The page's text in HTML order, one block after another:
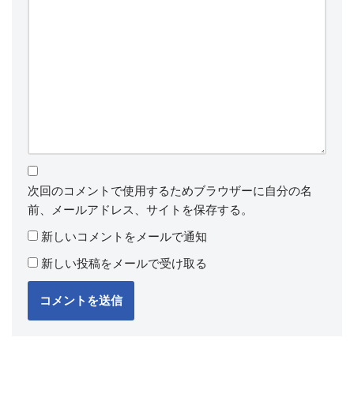
次回のコメントで使用するためブラウザーに自分の名
前、メールアドレス、サイトを保存する。
新しいコメントをメールで通知
新しい投稿をメールで受け取る